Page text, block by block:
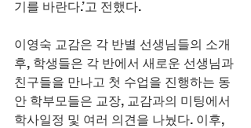
기를 바란다.’고 전했다.
이영숙 교감은 각 반별 선생님들의 소개
후, 학생들은 각 반에서 새로운 선생님과
친구들을 만나고 첫 수업을 진행하는 동
안 학부모들은 교장, 교감과의 미팅에서
학사일정 및 여러 의견을 나눴다. 이후,